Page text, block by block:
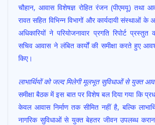
चौहान, आवास विशेषज्ञ रोहित रंजन (पीएमयू) तथा
रावत सहित विभिन्न विभागों और कार्यदायी संस्थाओं के
अधिकारियों ने परियोजनावार प्रगति रिपोर्ट
सचिव आवास ने लंबित कार्यों की समीक्षा करते हुए
किए।
लाभार्थियों को जल्द मिलेगी मूलभूत सुविधाओं से युक्त
समीक्षा बैठक में इस बात पर विशेष बल दिया गया कि
केवल आवास निर्माण तक सीमित नहीं है, बल्कि
नागरिक सुविधाओं से युक्त बेहतर जीवन उपलब्ध